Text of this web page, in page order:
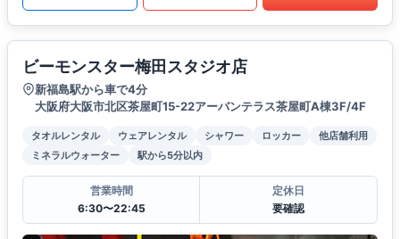
ビーモンスター梅田スタジオ店
新福島駅から車で4分
大阪府大阪市北区茶屋町15-22アーバンテラス茶屋町A棟3F/4F
タオルレンタル ウェアレンタル シャワー ロッカー
他店舗利用
ミネラルウォーター
駅から5分以内
営業時間
6:30〜22:45
定休日
要確認